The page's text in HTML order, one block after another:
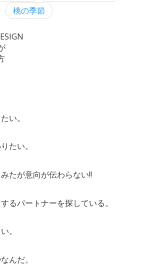
桃の季節
い。
たい。
たが意向が伝わらない!!
るパートナーを探している。
。
んだ。